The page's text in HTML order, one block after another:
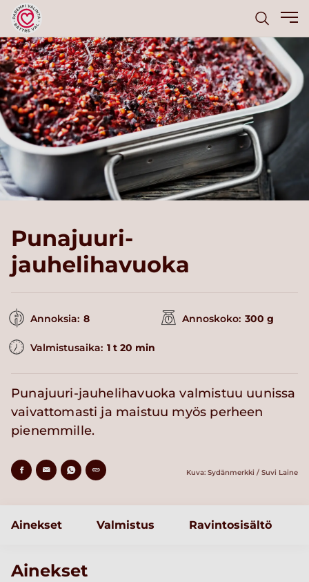
Punajuuri-
jauhelihavuoka
Annoksia: 8 Annoskoko: 300 g
Valmistusaika: 1 t 20 min
Punajuuri-jauhelihavuoka valmistuu uunissa
vaivattomasti ja maistuu myös perheen
pienemmille.
Kuva: Sydänmerkki / Suvi Laine
Ainekset Valmistus Ravintosisältö
Ainekset